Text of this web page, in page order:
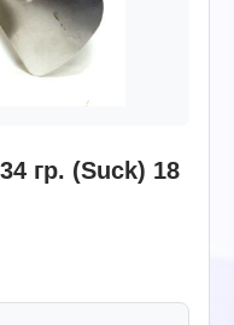
гр. (Suck) 18